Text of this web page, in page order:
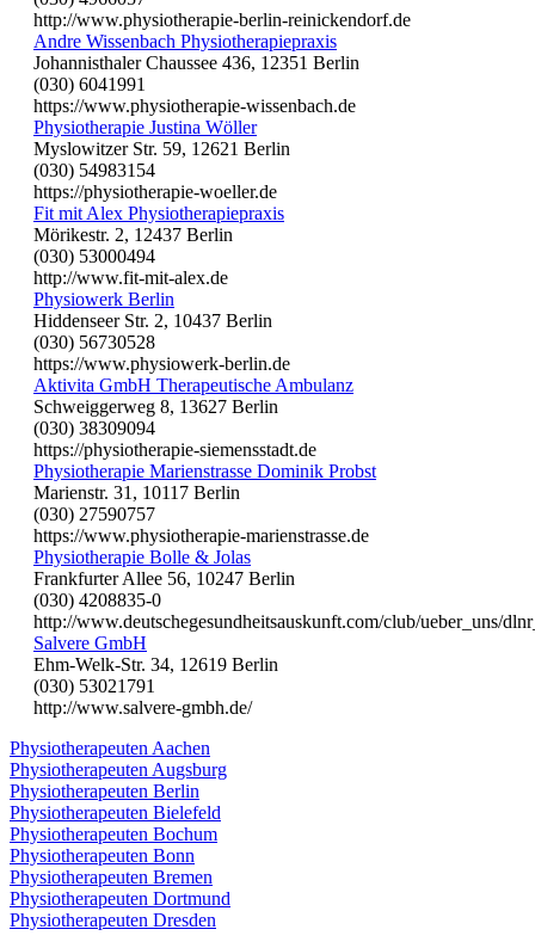
http://www.physiotherapie-berlin-reinickendorf.de
Andre Wissenbach Physiotherapiepraxis
Johannisthaler Chaussee 436, 12351 Berlin
(030) 6041991
https://www.physiotherapie-wissenbach.de
Physiotherapie Justina Wöller
Myslowitzer Str. 59, 12621 Berlin
(030) 54983154
https://physiotherapie-woeller.de
Fit mit Alex Physiotherapiepraxis
Mörikestr. 2, 12437 Berlin
(030) 53000494
http://www.fit-mit-alex.de
Physiowerk Berlin
Hiddenseer Str. 2, 10437 Berlin
(030) 56730528
https://www.physiowerk-berlin.de
Aktivita GmbH Therapeutische Ambulanz
Schweiggerweg 8, 13627 Berlin
(030) 38309094
https://physiotherapie-siemensstadt.de
Physiotherapie Marienstrasse Dominik Probst
Marienstr. 31, 10117 Berlin
(030) 27590757
https://www.physiotherapie-marienstrasse.de
Physiotherapie Bolle & Jolas
Frankfurter Allee 56, 10247 Berlin
(030) 4208835-0
http://www.deutschegesundheitsauskunft.com/club/ueber_uns/
Salvere GmbH
Ehm-Welk-Str. 34, 12619 Berlin
(030) 53021791
http://www.salvere-gmbh.de/
Physiotherapeuten Aachen
Physiotherapeuten Augsburg
Physiotherapeuten Berlin
Physiotherapeuten Bielefeld
Physiotherapeuten Bochum
Physiotherapeuten Bonn
Physiotherapeuten Bremen
Physiotherapeuten Dortmund
Physiotherapeuten Dresden